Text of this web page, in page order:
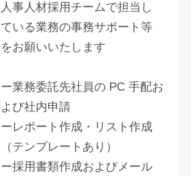
人事人材採用チームで担当し
ている業務の事務サポート等
をお願いいたします
ー業務委託先社員の PC 手配お
よび社内申請
ーレポート作成・リスト作成
（テンプレートあり）
ー採用書類作成およびメール